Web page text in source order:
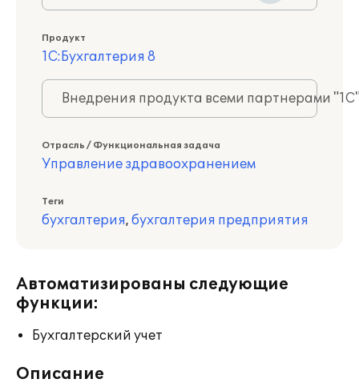
Продукт
1С:Бухгалтерия 8
Внедрения продукта всеми партнерами
Отрасль / Функциональная задача
Управление здравоохранением
Теги
бухгалтерия, бухгалтерия предприятия
Автоматизированы следующие
функции:
Бухгалтерский учет
Описание